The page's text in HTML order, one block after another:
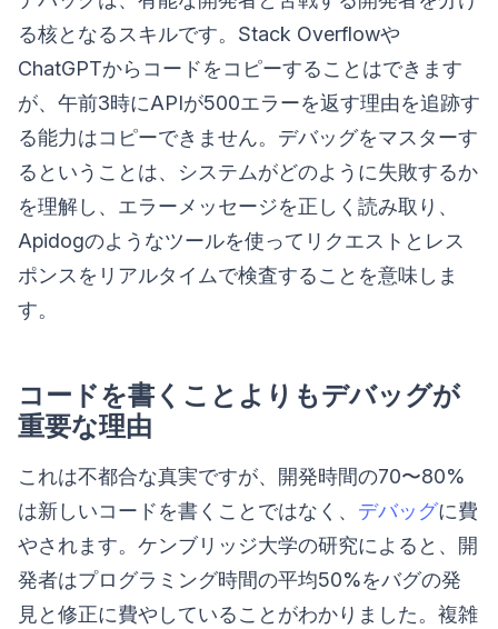
る核となるスキルです。Stack Overflowや
ChatGPTからコードをコピーすることはできます
が、午前3時にAPIが500エラーを返す理由を追跡す
る能力はコピーできません。デバッグをマスターす
るということは、システムがどのように失敗するか
を理解し、エラーメッセージを正しく読み取り、
Apidogのようなツールを使ってリクエストとレス
ポンスをリアルタイムで検査することを意味しま
す。
コードを書くことよりもデバッグが
重要な理由
これは不都合な真実ですが、開発時間の70〜80%
は新しいコードを書くことではなく、 デバッグに費
やされます。ケンブリッジ大学の研究によると、開
発者はプログラミング時間の平均50%をバグの発
見と修正に費やしていることがわかりました。複雑